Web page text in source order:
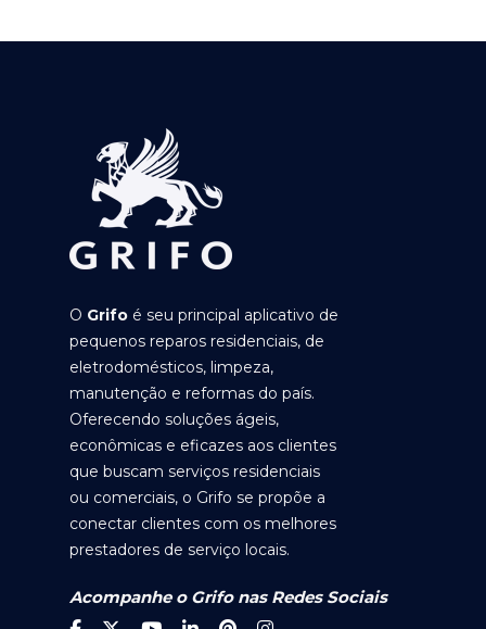
O Grifo é seu principal aplicativo de
pequenos reparos residenciais, de
eletrodomésticos, limpeza,
manutenção e reformas do país.
Oferecendo soluções ágeis,
econômicas e eficazes aos clientes
que buscam serviços residenciais
ou comerciais, o Grifo se propõe a
conectar clientes com os melhores
prestadores de serviço locais.
Acompanhe o Grifo nas Redes Sociais